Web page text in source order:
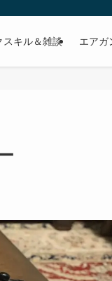
スキル＆雑談 エアガ